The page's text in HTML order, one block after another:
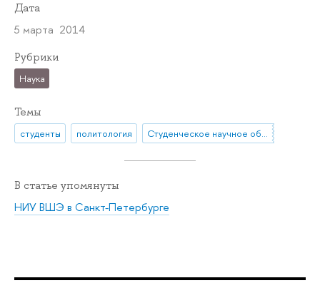
Дата
5 марта 2014
Рубрики
Наука
Темы
студенты политология Студенческое научное общество
В статье упомянуты
НИУ ВШЭ в Санкт-Петербурге